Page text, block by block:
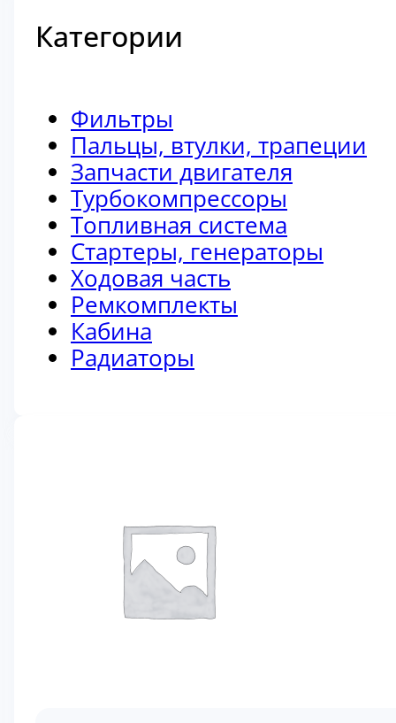
Категории
Фильтры
Пальцы, втулки, трапеции
Запчасти двигателя
Турбокомпрессоры
Топливная система
Стартеры, генераторы
Ходовая часть
Ремкомплекты
Кабина
Радиаторы